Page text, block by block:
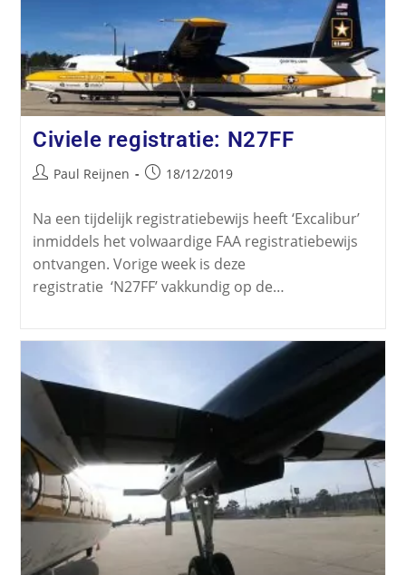
Civiele registratie: N27FF
Paul Reijnen 18/12/2019
Na een tijdelijk registratiebewijs heeft ‘Excalibur’
inmiddels het volwaardige FAA registratiebewijs
ontvangen. Vorige week is deze
registratie ‘N27FF’ vakkundig op de…